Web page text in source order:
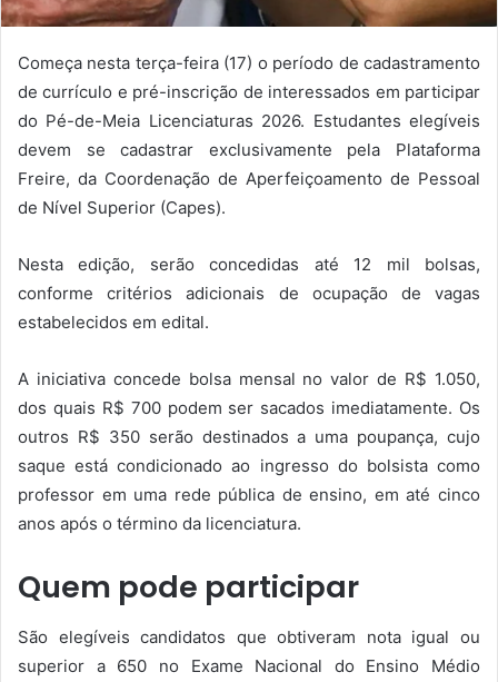
Começa nesta terça-feira (17) o período de cadastramento
de currículo e pré-inscrição de interessados em participar
do Pé-de-Meia Licenciaturas 2026. Estudantes elegíveis
devem se cadastrar exclusivamente pela Plataforma
Freire, da Coordenação de Aperfeiçoamento de Pessoal
de Nível Superior (Capes).
Nesta edição, serão concedidas até 12 mil bolsas,
conforme critérios adicionais de ocupação de vagas
estabelecidos em edital.
A iniciativa concede bolsa mensal no valor de R$ 1.050,
dos quais R$ 700 podem ser sacados imediatamente. Os
outros R$ 350 serão destinados a uma poupança, cujo
saque está condicionado ao ingresso do bolsista como
professor em uma rede pública de ensino, em até cinco
anos após o término da licenciatura.
Quem pode participar
São elegíveis candidatos que obtiveram nota igual ou
superior a 650 no Exame Nacional do Ensino Médio